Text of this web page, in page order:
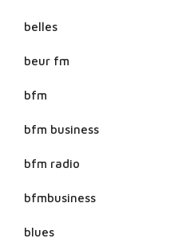
belles
beur fm
bfm
bfm business
bfm radio
bfmbusiness
blues